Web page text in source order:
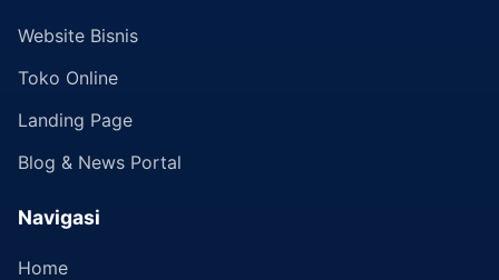
Website Bisnis
Toko Online
Landing Page
Blog & News Portal
Navigasi
Home